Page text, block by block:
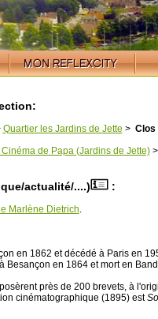
Quartier les Jardins de Jette > Clos
Cinéma de Papa (Jardins de Jette)>
actualité/....) :
Marlène Dietrich.
en 1862 et décédé à Paris en
Besançon en 1864 et mort en
près de 200 brevets, à
cinématographique (1895) est